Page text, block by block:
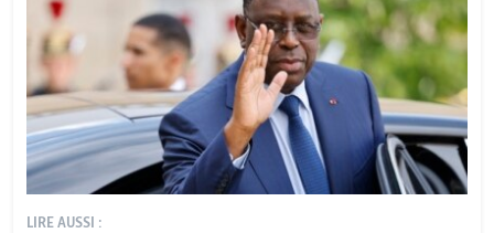
LIRE AUSSI :